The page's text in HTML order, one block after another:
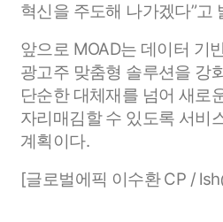
혁신을 주도해 나가겠다”고
앞으로 MOAD는 데이터 기
광고주 맞춤형 솔루션을 강
단순한 대체재를 넘어 새로
자리매김할 수 있도록 서비
계획이다.
[글로벌에픽 이수환 CP /